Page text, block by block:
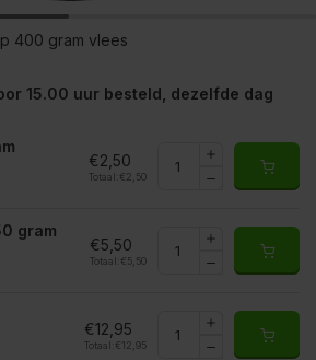
400 gram vlees
15.00 uur besteld, dezelfde dag
€2,50
Totaal: €2,50
gram
€5,50
Totaal: €5,50
€12,95
Totaal: €12,95